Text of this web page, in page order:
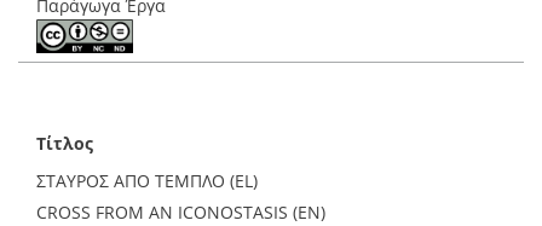
Παράγωγα Έργα
Τίτλος
ΣΤΑΥΡΟΣ ΑΠΟ ΤΕΜΠΛΟ (EL)
CROSS FROM AN ICONOSTASIS (EN)